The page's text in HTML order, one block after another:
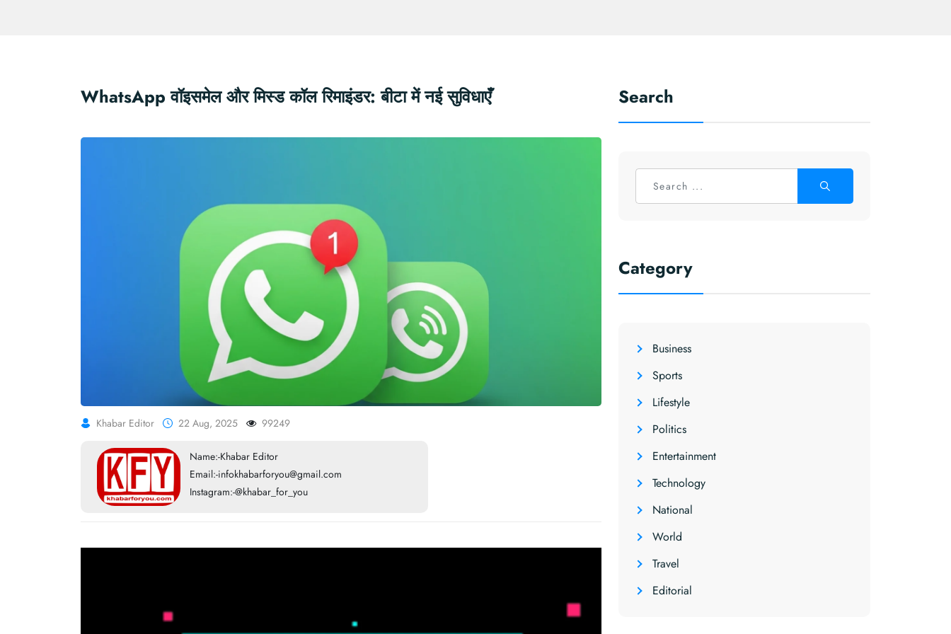
WhatsApp वॉइसमेल और मिस्ड कॉल रिमाइंडर: बीटा में नई सुविधाएँ
Khabar Editor 22 Aug, 2025 99249
Name:-Khabar Editor
Email:-infokhabarforyou@gmail.com
Instagram:-@khabar_for_you
Search
Category
Business
Sports
Lifestyle
Politics
Entertainment
Technology
National
World
Travel
Editorial